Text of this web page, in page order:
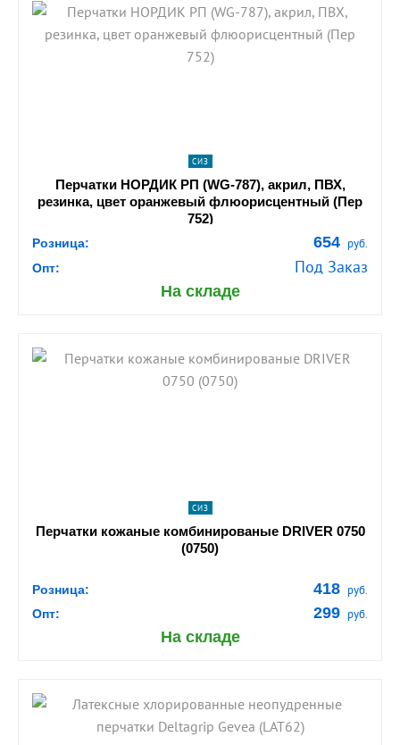
shopping_cart В КОРЗИНУ
navigate_next
ПОДРОБНЕЕ
СИЗ
Перчатки НОРДИК РП (WG-787), акрил, ПВХ,
резинка, цвет оранжевый флюорисцентный (Пер
752)
Розница: 654 руб.
Опт: Под Заказ
На складе
shopping_cart В КОРЗИНУ
СИЗ
Перчатки кожаные комбинированые DRIVER 0750
(0750)
Розница: 418 руб.
Опт: 299 руб.
На складе
shopping_cart В КОРЗИНУ